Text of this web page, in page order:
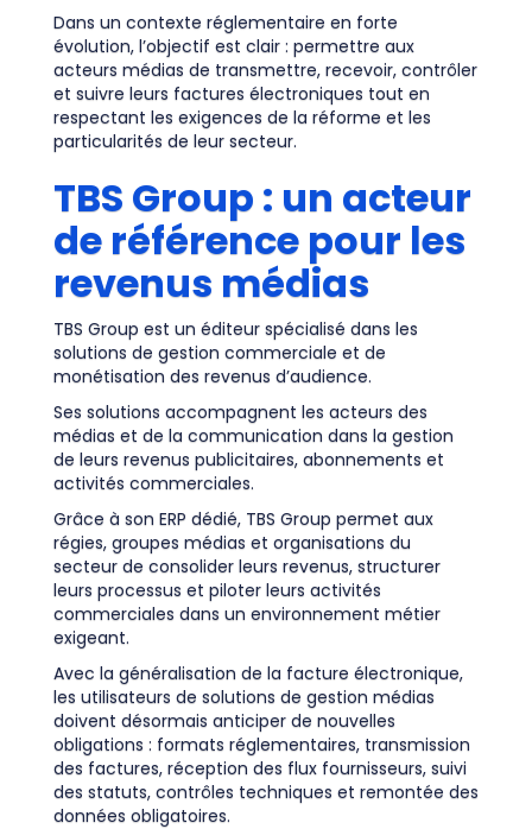
Dans un contexte réglementaire en forte
évolution, l’objectif est clair : permettre aux
acteurs médias de transmettre, recevoir, contrôler
et suivre leurs factures électroniques tout en
respectant les exigences de la réforme et les
particularités de leur secteur.
TBS Group : un acteur
de référence pour les
revenus médias
TBS Group est un éditeur spécialisé dans les
solutions de gestion commerciale et de
monétisation des revenus d’audience.
Ses solutions accompagnent les acteurs des
médias et de la communication dans la gestion
de leurs revenus publicitaires, abonnements et
activités commerciales.
Grâce à son ERP dédié, TBS Group permet aux
régies, groupes médias et organisations du
secteur de consolider leurs revenus, structurer
leurs processus et piloter leurs activités
commerciales dans un environnement métier
exigeant.
Avec la généralisation de la facture électronique,
les utilisateurs de solutions de gestion médias
doivent désormais anticiper de nouvelles
obligations : formats réglementaires, transmission
des factures, réception des flux fournisseurs, suivi
des statuts, contrôles techniques et remontée des
données obligatoires.